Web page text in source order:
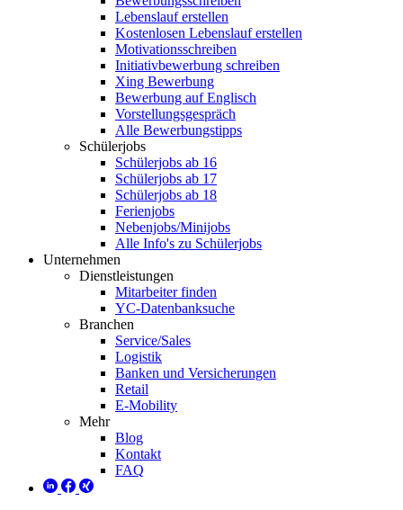
Lebenslauf erstellen
Kostenlosen Lebenslauf erstellen
Motivationsschreiben
Initiativbewerbung schreiben
Xing Bewerbung
Bewerbung auf Englisch
Vorstellungsgespräch
Alle Bewerbungstipps
Schülerjobs
Schülerjobs ab 16
Schülerjobs ab 17
Schülerjobs ab 18
Ferienjobs
Nebenjobs/Minijobs
Alle Info's zu Schülerjobs
Unternehmen
Dienstleistungen
Mitarbeiter finden
YC-Datenbanksuche
Branchen
Service/Sales
Logistik
Banken und Versicherungen
Retail
E-Mobility
Mehr
Blog
Kontakt
FAQ